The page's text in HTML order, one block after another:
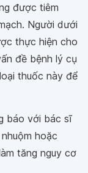
được tiêm
Người dưới
thực hiện cho
đề bệnh lý cụ
thuốc này để
báo với bác sĩ
hoặc
tăng nguy cơ